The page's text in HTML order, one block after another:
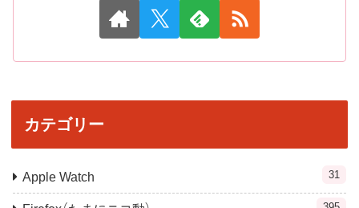
カテゴリー
Apple Watch 31